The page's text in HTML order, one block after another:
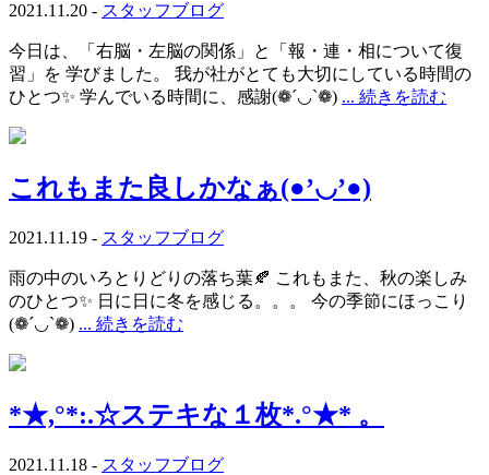
2021.11.20 - スタッフブログ
今日は、「右脳・左脳の関係」と「報・連・相について復
習」を 学びました。 我が社がとても大切にしている時間の
ひとつ✨ 学んでいる時間に、感謝(❁´◡`❁) ... 続きを読む
これもまた良しかなぁ(●’◡’●)
2021.11.19 - スタッフブログ
雨の中のいろとりどりの落ち葉🍂 これもまた、秋の楽しみ
のひとつ✨ 日に日に冬を感じる。。。 今の季節にほっこり
(❁´◡`❁) ... 続きを読む
*★,°*:.☆ステキな１枚*.°★* 。
2021.11.18 - スタッフブログ